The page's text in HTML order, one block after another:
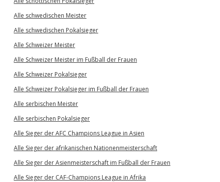
Alle schwedischen Meister
Alle schwedischen Pokalsieger
Alle Schweizer Meister
Alle Schweizer Meister im Fußball der Frauen
Alle Schweizer Pokalsieger
Alle Schweizer Pokalsieger im Fußball der Frauen
Alle serbischen Meister
Alle serbischen Pokalsieger
Alle Sieger der AFC Champions League in Asien
Alle Sieger der afrikanischen Nationenmeisterschaft
Alle Sieger der Asienmeisterschaft im Fußball der Frauen
Alle Sieger der CAF-Champions League in Afrika